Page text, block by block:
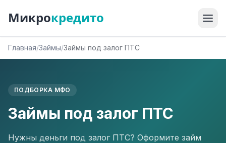
Микрокредито
Главная/Займы/Займы под залог ПТС
ПОДБОРКА МФО
Займы под залог ПТС
Нужны деньги под залог ПТС? Оформите займ